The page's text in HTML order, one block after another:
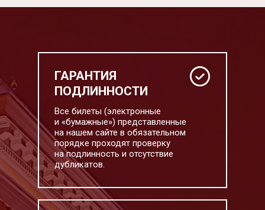
ГАРАНТИЯ
ПОДЛИННОСТИ
Все билеты (электронные
и «бумажные») представленные
на нашем сайте в обязательном
порядке проходят проверку
на подлинность и отсутствие
дубликатов.